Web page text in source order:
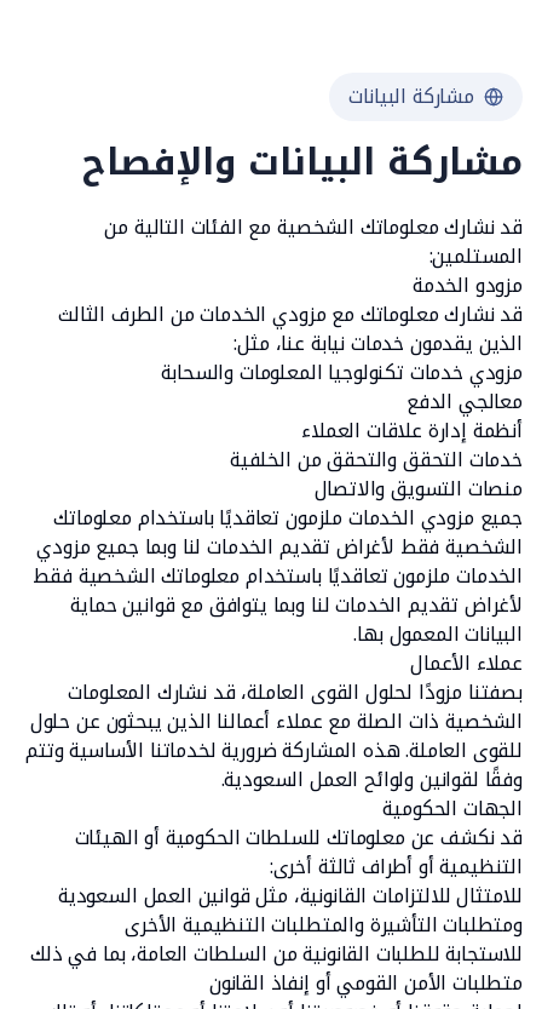
مشاركة البيانات
مشاركة البيانات والإفصاح
قد نشارك معلوماتك الشخصية مع الفئات التالية من
المستلمين:
مزودو الخدمة
قد نشارك معلوماتك مع مزودي الخدمات من الطرف الثالث
الذين يقدمون خدمات نيابة عنا، مثل:
مزودي خدمات تكنولوجيا المعلومات والسحابة
معالجي الدفع
أنظمة إدارة علاقات العملاء
خدمات التحقق والتحقق من الخلفية
منصات التسويق والاتصال
جميع مزودي الخدمات ملزمون تعاقديًا باستخدام معلوماتك
الشخصية فقط لأغراض تقديم الخدمات لنا وبما جميع مزودي
الخدمات ملزمون تعاقديًا باستخدام معلوماتك الشخصية فقط
لأغراض تقديم الخدمات لنا وبما يتوافق مع قوانين حماية
البيانات المعمول بها.
عملاء الأعمال
بصفتنا مزودًا لحلول القوى العاملة، قد نشارك المعلومات
الشخصية ذات الصلة مع عملاء أعمالنا الذين يبحثون عن حلول
للقوى العاملة. هذه المشاركة ضرورية لخدماتنا الأساسية وتتم
وفقًا لقوانين ولوائح العمل السعودية.
الجهات الحكومية
قد نكشف عن معلوماتك للسلطات الحكومية أو الهيئات
التنظيمية أو أطراف ثالثة أخرى:
للامتثال للالتزامات القانونية، مثل قوانين العمل السعودية
ومتطلبات التأشيرة والمتطلبات التنظيمية الأخرى
للاستجابة للطلبات القانونية من السلطات العامة، بما في ذلك
متطلبات الأمن القومي أو إنفاذ القانون